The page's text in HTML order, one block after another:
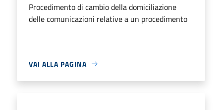
Procedimento di cambio della domiciliazione
delle comunicazioni relative a un procedimento
VAI ALLA PAGINA